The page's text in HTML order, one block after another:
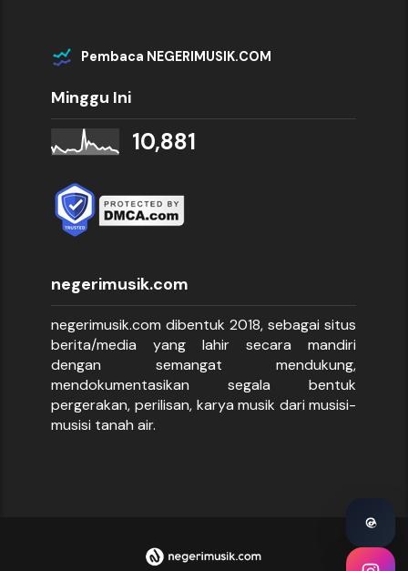
Pembaca NEGERIMUSIK.COM
Minggu Ini
10,881
negerimusik.com
negerimusik.com dibentuk 2018, sebagai situs
berita/media yang lahir secara mandiri
dengan semangat mendukung,
mendokumentasikan segala bentuk
pergerakan, perilisan, karya musik dari musisi-
musisi tanah air.